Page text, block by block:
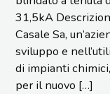
31,5kA
Casale Sa,
sviluppo e
di impianti
per il nuovo […]